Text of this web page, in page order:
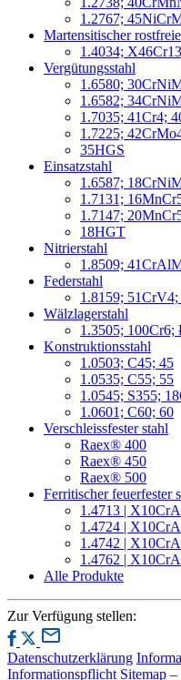
1.2767;
Martensitischer
1.4034;
Vergütungsstahl
1.6580;
1.6582;
1.7035; 41Cr4;
1.7225;
35HGS
Einsatzstahl
1.6587;
1.7131;
1.7147;
18HGT
Nitrierstahl
1.8509;
Federstahl
1.8159;
Wälzlagerstahl
1.3505; 100Cr6;
Konstruktionsstahl
1.0503; C45; 45
1.0535; C55; 55
1.0545; S355;
1.0601; C60; 60
Verschleissfester stahl
Raex® 400
Raex® 450
Raex® 500
Ferritischer feuerfester
1.4713 |
1.4724 |
1.4742 |
1.4762 |
Alle Produkte
Zur Verfügung stellen:
Datenschutzerklärung
Informationspflicht Sitemap